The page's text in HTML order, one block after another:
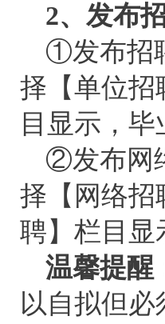
2、发布
①发布招
择【单位招
目显示，
②发布网
择【网络招
聘】栏目显
温馨提醒
以自拟但